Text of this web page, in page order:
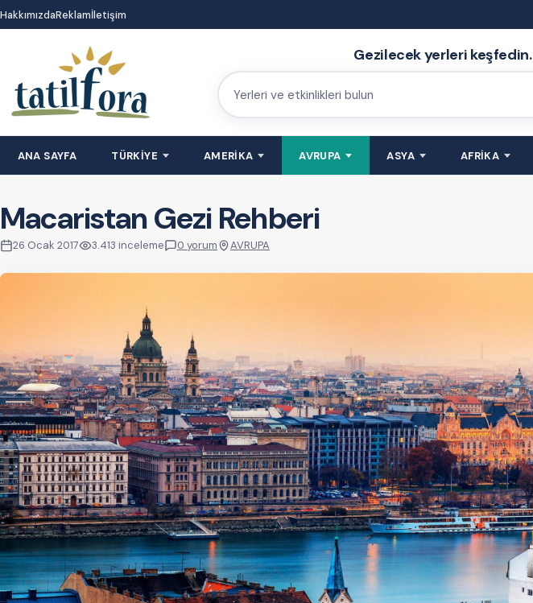
İçeriğe
atla
HakkımızdaReklamİletişim
Gezilecek yerleri keşfedin.
Yerleri
ANA SAYFA TÜRKİYE AMERİKA AVRUPA ASYA AFRİKA
Macaristan Gezi Rehberi
26 Ocak 2017 3.413 inceleme 0 yorum AVRUPA